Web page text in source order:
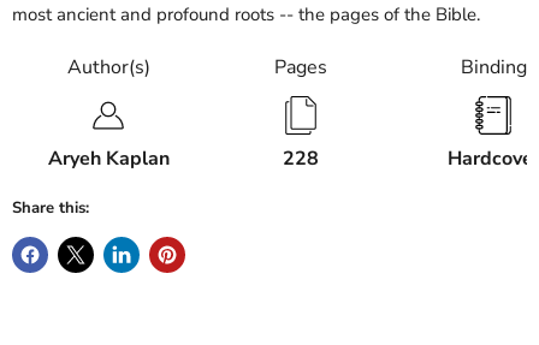
most ancient and profound roots -- the pages of the Bible.
Author(s)
Aryeh Kaplan
Pages
228
Binding
Hardcover
Share this: